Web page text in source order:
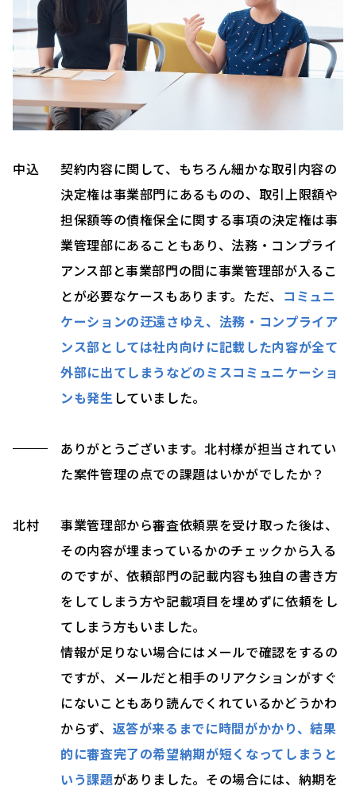
中込
契約内容に関して、もちろん細かな取引内容の
決定権は事業部門にあるものの、取引上限額や
担保額等の債権保全に関する事項の決定権は事
業管理部にあることもあり、法務・コンプライ
アンス部と事業部門の間に事業管理部が入るこ
とが必要なケースもあります。ただ、 コミュニ
ケーションの迂遠さゆえ、法務・コンプライア
ンス部としては社内向けに記載した内容が全て
外部に出てしまうなどのミスコミュニケーショ
ンも発生 していました。
ありがとうございます。北村様が担当されてい
た案件管理の点での課題はいかがでしたか？
北村
事業管理部から審査依頼票を受け取った後は、
その内容が埋まっているかのチェックから入る
のですが、依頼部門の記載内容も独自の書き方
をしてしまう方や記載項目を埋めずに依頼をし
てしまう方もいました。
情報が足りない場合にはメールで確認をするの
ですが、メールだと相手のリアクションがすぐ
にないこともあり読んでくれているかどうかわ
からず、 返答が来るまでに時間がかかり、結果
的に審査完了の希望納期が短くなってしまうと
いう課題がありました。その場合には、納期を